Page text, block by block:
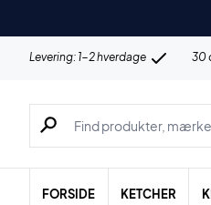
Levering: 1-2 hverdage 30
Søg efter produkter,
FORSIDE KETCHER